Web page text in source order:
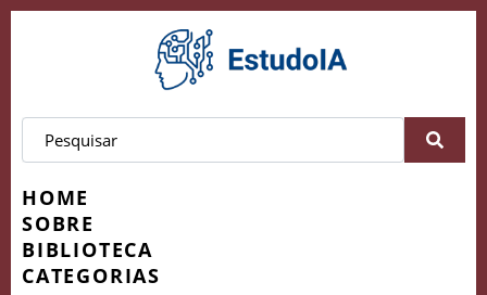
HOME
SOBRE
BIBLIOTECA
CATEGORIAS